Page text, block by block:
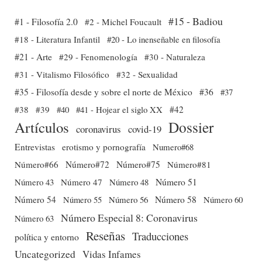
#1 - Filosofía 2.0 #2 - Michel Foucault #15 - Badiou
#18 - Literatura Infantil #20 - Lo inenseñable en filosofía
#21 - Arte #29 - Fenomenología
#30 - Naturaleza
#31 - Vitalismo Filosófico
#32 - Sexualidad
#35 - Filosofía desde y sobre el norte de México #36 #37
#38
#39 #40 #41 - Hojear el siglo XX #42
Artículos coronavirus covid-19 Dossier
Entrevistas erotismo y pornografía
Numero#68
Número#66
Número#72 Número#75
Número#81
Número 43 Número 47 Número 48 Número 51
Número 54 Número 55 Número 56 Número 58
Número 60
Número 63 Número Especial 8: Coronavirus
política y entorno Reseñas Traducciones
Uncategorized Vidas Infames